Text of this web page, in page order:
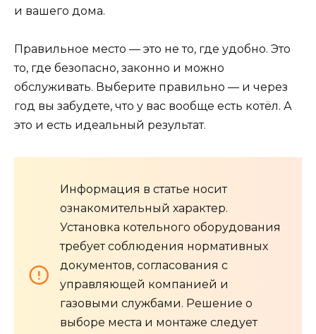
и вашего дома.
Правильное место — это не то, где удобно. Это
то, где безопасно, законно и можно
обслуживать. Выберите правильно — и через
год вы забудете, что у вас вообще есть котёл. А
это и есть идеальный результат.
Информация в статье носит
ознакомительный характер.
Установка котельного оборудования
требует соблюдения нормативных
документов, согласования с
управляющей компанией и
газовыми службами. Решение о
выборе места и монтаже следует